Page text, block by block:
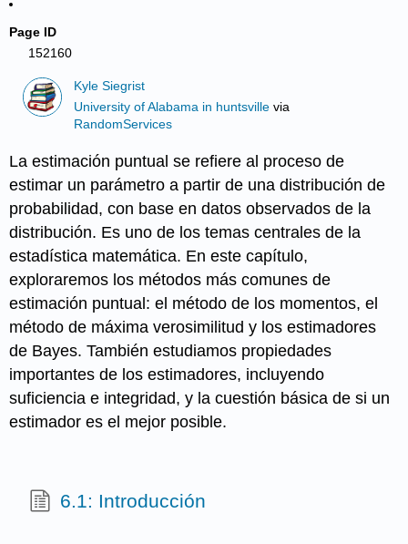
Page ID
152160
Kyle Siegrist
University of Alabama in huntsville via
RandomServices
La estimación puntual se refiere al proceso de
estimar un parámetro a partir de una distribución de
probabilidad, con base en datos observados de la
distribución. Es uno de los temas centrales de la
estadística matemática. En este capítulo,
exploraremos los métodos más comunes de
estimación puntual: el método de los momentos, el
método de máxima verosimilitud y los estimadores
de Bayes. También estudiamos propiedades
importantes de los estimadores, incluyendo
suficiencia e integridad, y la cuestión básica de si un
estimador es el mejor posible.
6.1: Introducción